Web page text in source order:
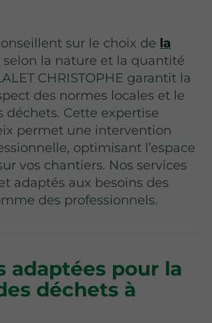
sur le choix de la
selon la nature et la quantité
CHRISTOPHE garantit la
des normes locales et le
déchets. Cette expertise
permet une intervention
optimisant l’espace
vos chantiers. Nos services
adaptés aux besoins des
des professionnels.
adaptées pour la
déchets à